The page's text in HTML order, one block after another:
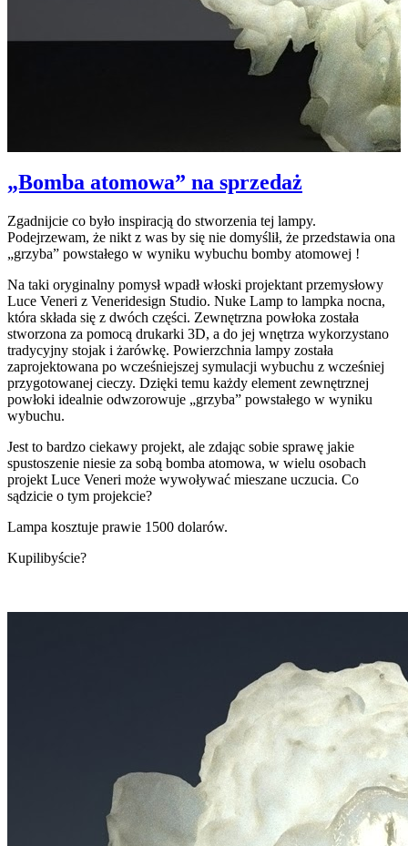
„Bomba atomowa” na sprzedaż
Zgadnijcie co było inspiracją do stworzenia tej lampy.
Podejrzewam, że nikt z was by się nie domyślił, że przedstawia ona
„grzyba” powstałego w wyniku wybuchu bomby atomowej !
Na taki oryginalny pomysł wpadł włoski projektant przemysłowy
Luce Veneri z Veneridesign Studio. Nuke Lamp to lampka nocna,
która składa się z dwóch części. Zewnętrzna powłoka została
stworzona za pomocą drukarki 3D, a do jej wnętrza wykorzystano
tradycyjny stojak i żarówkę. Powierzchnia lampy została
zaprojektowana po wcześniejszej symulacji wybuchu z wcześniej
przygotowanej cieczy. Dzięki temu każdy element zewnętrznej
powłoki idealnie odwzorowuje „grzyba” powstałego w wyniku
wybuchu.
Jest to bardzo ciekawy projekt, ale zdając sobie sprawę jakie
spustoszenie niesie za sobą bomba atomowa, w wielu osobach
projekt Luce Veneri może wywoływać mieszane uczucia. Co
sądzicie o tym projekcie?
Lampa kosztuje prawie 1500 dolarów.
Kupilibyście?